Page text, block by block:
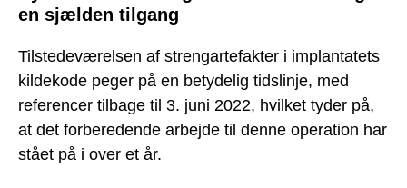
en sjælden tilgang
Tilstedeværelsen af strengartefakter i implantatets
kildekode peger på en betydelig tidslinje, med
referencer tilbage til 3. juni 2022, hvilket tyder på,
at det forberedende arbejde til denne operation har
stået på i over et år.